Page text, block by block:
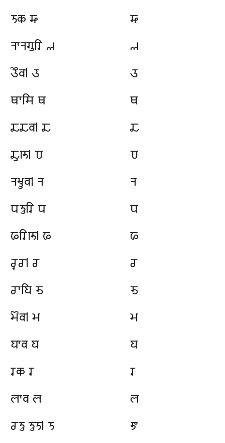
𑆝𑆑 𑆞
𑆞
𑆤𑆳𑆤𑆓𑆶𑆫𑆴 𑆟
𑆟
𑆠𑆾𑆮𑇀 𑆠
𑆠
𑆡𑆳𑆯𑆴 𑆡
𑆡
𑆢𑆢𑆮𑇀 𑆢
𑆢
𑆢𑆷𑆚𑇀 𑆣
𑆣
𑆤𑆱𑇀𑆠𑆶𑆮𑇀 𑆤
𑆤
𑆥𑆝𑆶𑆫𑆴 𑆥
𑆥
𑆦𑆫𑆴𑆚𑇀 𑆦
𑆦
𑆧𑆶𑆧𑇀 𑆧
𑆧
𑆧𑆳𑆪𑆴 𑆨
𑆨
𑆩𑆾𑆮𑇀 𑆩
𑆩
𑆪𑆳𑆮 𑆪
𑆪
𑆫𑆑 𑆫
𑆫
𑆬𑆳𑆮 𑆬
𑆬
𑆧𑆝𑆶 𑆝𑆶𑆝𑇀 𑆝
𑆭